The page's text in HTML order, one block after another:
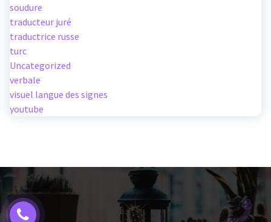
soudure
traducteur juré
traductrice russe
turc
Uncategorized
verbale
visuel langue des signes
youtube